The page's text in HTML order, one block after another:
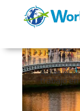
Así es el
trabajo